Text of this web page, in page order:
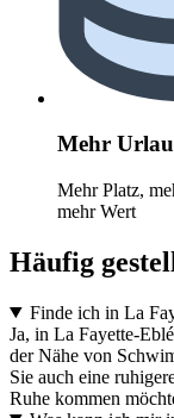
Mehr
Mehr Platz,
mehr Wert
Häufig
Finde ich in La
Ja, in La Fayette-
der Nähe von
Sie auch eine
Ruhe kommen